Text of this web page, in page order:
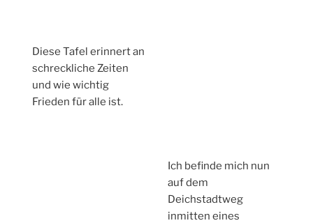
Diese Tafel erinnert an
schreckliche Zeiten
und wie wichtig
Frieden für alle ist.
Ich befinde mich nun
auf dem
Deichstadtweg
inmitten eines